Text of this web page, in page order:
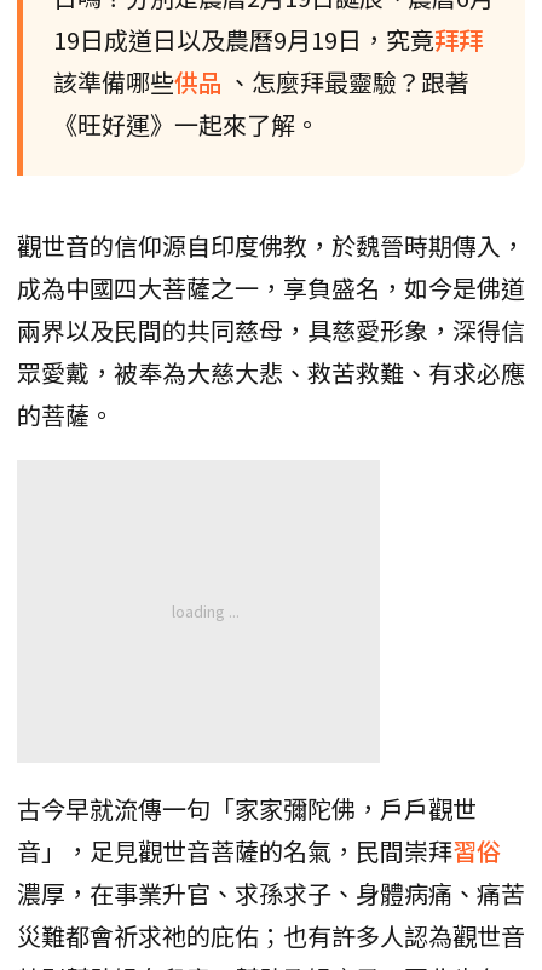
19日成道日以及農曆9月19日，究竟拜拜
該準備哪些供品 、怎麼拜最靈驗？跟著
《旺好運》一起來了解。
觀世音的信仰源自印度佛教，於魏晉時期傳入，
成為中國四大菩薩之一，享負盛名，如今是佛道
兩界以及民間的共同慈母，具慈愛形象，深得信
眾愛戴，被奉為大慈大悲、救苦救難、有求必應
的菩薩。
古今早就流傳一句「家家彌陀佛，戶戶觀世
音」，足見觀世音菩薩的名氣，民間崇拜習俗
濃厚，在事業升官、求孫求子、身體病痛、痛苦
災難都會祈求祂的庇佑；也有許多人認為觀世音